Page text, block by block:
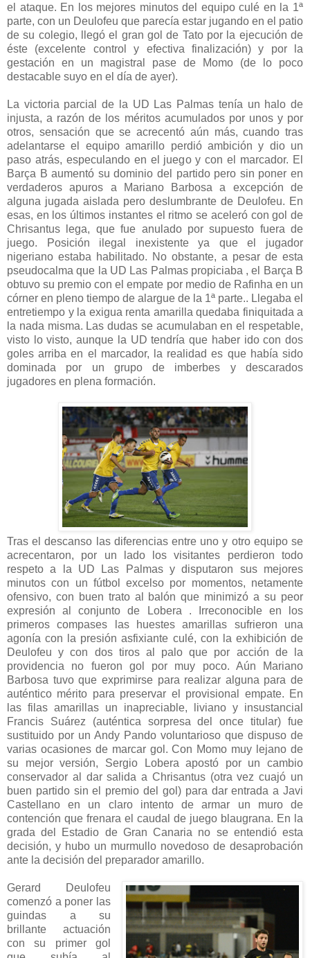
el ataque. En los mejores minutos del equipo culé en la 1ª
parte, con un Deulofeu que parecía estar jugando en el patio
de su colegio, llegó el gran gol de Tato por la ejecución de
éste (excelente control y efectiva finalización) y por la
gestación en un magistral pase de Momo (de lo poco
destacable suyo en el día de ayer).
La victoria parcial de la UD Las Palmas tenía un halo de
injusta, a razón de los méritos acumulados por unos y por
otros, sensación que se acrecentó aún más, cuando tras
adelantarse el equipo amarillo perdió ambición y dio un
paso atrás, especulando en el juego y con el marcador. El
Barça B aumentó su dominio del partido pero sin poner en
verdaderos apuros a Mariano Barbosa a excepción de
alguna jugada aislada pero deslumbrante de Deulofeu. En
esas, en los últimos instantes el ritmo se aceleró con gol de
Chrisantus lega, que fue anulado por supuesto fuera de
juego. Posición ilegal inexistente ya que el jugador
nigeriano estaba habilitado. No obstante, a pesar de esta
pseudocalma que la UD Las Palmas propiciaba , el Barça B
obtuvo su premio con el empate por medio de Rafinha en un
córner en pleno tiempo de alargue de la 1ª parte.. Llegaba el
entretiempo y la exigua renta amarilla quedaba finiquitada a
la nada misma. Las dudas se acumulaban en el respetable,
visto lo visto, aunque la UD tendría que haber ido con dos
goles arriba en el marcador, la realidad es que había sido
dominada por un grupo de imberbes y descarados
jugadores en plena formación.
Tras el descanso las diferencias entre uno y otro equipo se
acrecentaron, por un lado los visitantes perdieron todo
respeto a la UD Las Palmas y disputaron sus mejores
minutos con un fútbol excelso por momentos, netamente
ofensivo, con buen trato al balón que minimizó a su peor
expresión al conjunto de Lobera . Irreconocible en los
primeros compases las huestes amarillas sufrieron una
agonía con la presión asfixiante culé, con la exhibición de
Deulofeu y con dos tiros al palo que por acción de la
providencia no fueron gol por muy poco. Aún Mariano
Barbosa tuvo que exprimirse para realizar alguna para de
auténtico mérito para preservar el provisional empate. En
las filas amarillas un inapreciable, liviano y insustancial
Francis Suárez (auténtica sorpresa del once titular) fue
sustituido por un Andy Pando voluntarioso que dispuso de
varias ocasiones de marcar gol. Con Momo muy lejano de
su mejor versión, Sergio Lobera apostó por un cambio
conservador al dar salida a Chrisantus (otra vez cuajó un
buen partido sin el premio del gol) para dar entrada a Javi
Castellano en un claro intento de armar un muro de
contención que frenara el caudal de juego blaugrana. En la
grada del Estadio de Gran Canaria no se entendió esta
decisión, y hubo un murmullo novedoso de desaprobación
ante la decisión del preparador amarillo.
Gerard Deulofeu
comenzó a poner las
guindas a su
brillante actuación
con su primer gol